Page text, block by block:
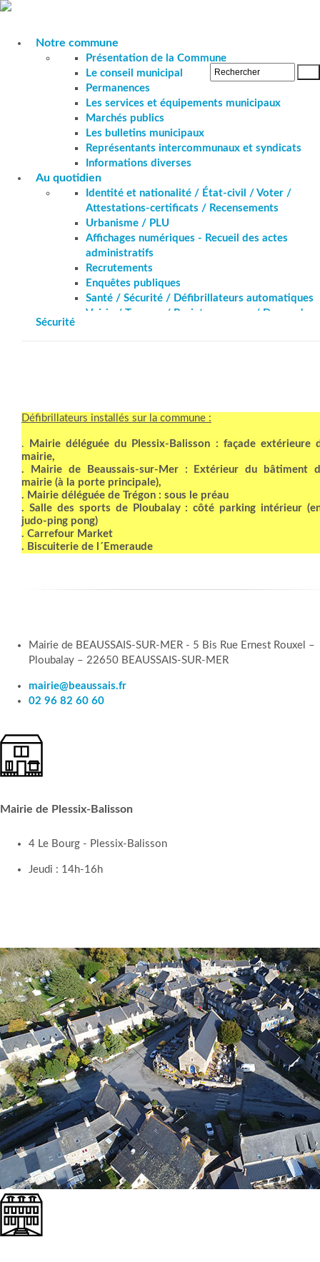
Notre commune
Présentation de la Commune
Le conseil municipal
Permanences
Les services et équipements municipaux
Marchés publics
Les bulletins municipaux
Représentants intercommunaux et syndicats
Informations diverses
Au quotidien
Identité et nationalité / État-civil / Voter /
Attestations-certificats / Recensements
Urbanisme / PLU
Affichages numériques - Recueil des actes
administratifs
Recrutements
Enquêtes publiques
Santé / Sécurité / Défibrillateurs automatiques
Voirie / Travaux / Projets en cours / Demande
L´accueil des gens du voyage
Médiathèque
Ludothèque
Ecole de musique
Expositions
Oeuvres - Espace public
Évènements
À tout âge
Etablissements scolaires
Aire de camping-cars Yves Bodin
Gîtes et chambres d´hôtes
Marées
A voir
Sécurité
Défibrillateurs installés sur la commune :
.
Mairie déléguée du Plessix-Balisson : façade extérieure
mairie,
. Mairie de Beaussais-sur-Mer : Extérieur du bâtiment
mairie (à la porte principale),
. Mairie déléguée de Trégon : sous le préau
. Salle des sports de Ploubalay : côté parking intérieur
judo-ping pong)
. Carrefour Market
. Biscuiterie de l´Emeraude
Mairie de BEAUSSAIS-SUR-MER - 5 Bis Rue Ernest Rouxel –
Ploubalay – 22650 BEAUSSAIS-SUR-MER
mairie@beaussais.fr
02 96 82 60 60
Mairie de Plessix-Balisson
4 Le Bourg - Plessix-Balisson
Jeudi : 14h-16h